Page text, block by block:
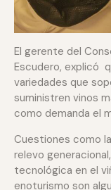
El gerente del
Escudero, explicó
variedades que
suministren vinos
como demanda el
Cuestiones como
relevo
tecnológica en el
enoturismo son